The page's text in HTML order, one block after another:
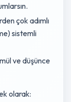
çok adımlı
sistemli
ve düşünce
olarak: